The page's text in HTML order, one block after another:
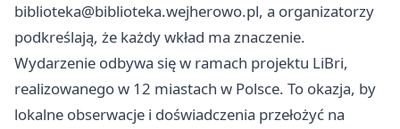
biblioteka@biblioteka.wejherowo.pl, a organizatorzy
podkreślają, że każdy wkład ma znaczenie.
Wydarzenie odbywa się w ramach projektu LiBri,
realizowanego w 12 miastach w Polsce. To okazja, by
lokalne obserwacje i doświadczenia przełożyć na